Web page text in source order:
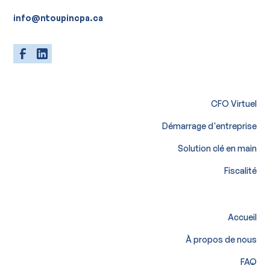
info@ntoupincpa.ca
CFO Virtuel
Démarrage d'entreprise
Solution clé en main
Fiscalité
Accueil
À propos de nous
FAQ